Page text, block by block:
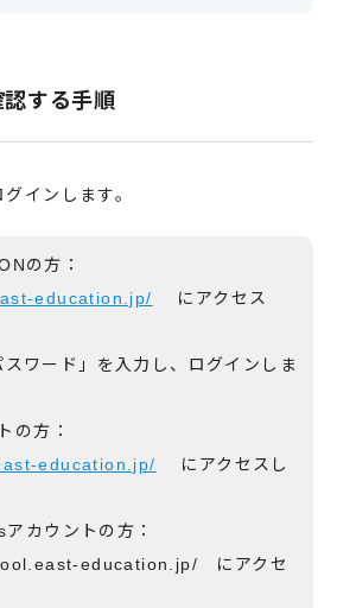
する手順
インします。
の方：
education.jp/
にアクセス
スワード」を入力し、ログインしま
の方：
education.jp/
にアクセスし
カウントの方：
education.jp/ にアクセ